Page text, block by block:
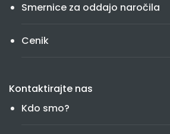
Smernice za oddajo naročila
Cenik
Kontaktirajte nas
Kdo smo?